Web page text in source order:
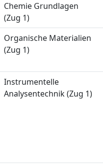
Chemie Grundlagen
(Zug 1)
Organische Materialien
(Zug 1)
Instrumentelle
Analysentechnik (Zug 1)